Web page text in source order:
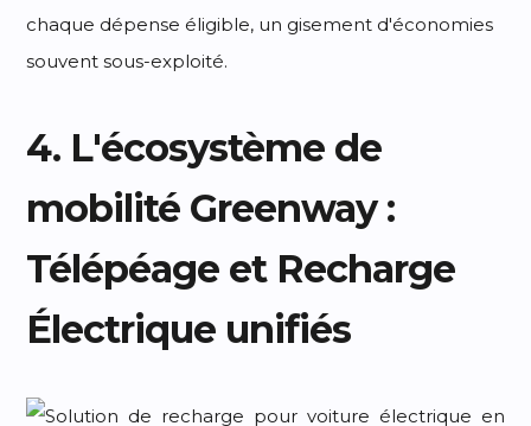
chaque dépense éligible, un gisement d'économies
souvent sous-exploité.
4. L'écosystème de
mobilité Greenway :
Télépéage et Recharge
Électrique unifiés